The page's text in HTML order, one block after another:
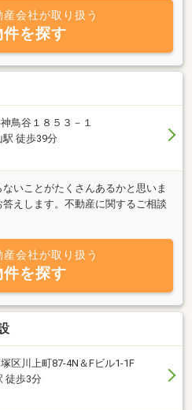
できる環境を提供しております。
数ご用意がありますので、他社で
もあります！！また、貸主様も引
居者様と貸主様との懸け橋をさせ
さい。さまざまなトラブルに対応
ます。本社のIT会社は港区にあ
会いの１つです。１つ１つの出会
のご来店スタッフ一同お待ちして
産会社が取り扱う
を探す
鳥谷１８５３－１
駅 徒歩39分
いことがたくさんあるかと思いま
えします。不動産に関するご相談
産会社が取り扱う
を探す
区川上町87-4N＆Fビル1-1F
徒歩3分